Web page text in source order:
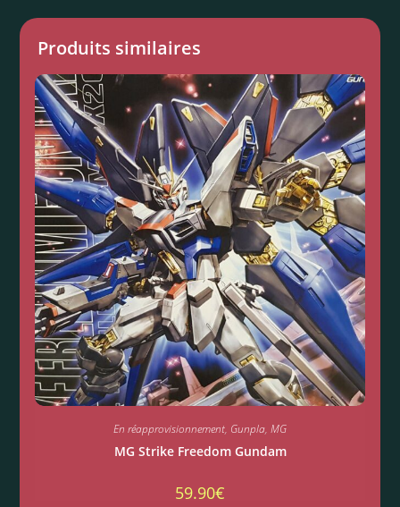
Produits similaires
En réapprovisionnement, Gunpla, MG
MG Strike Freedom Gundam
59.90€